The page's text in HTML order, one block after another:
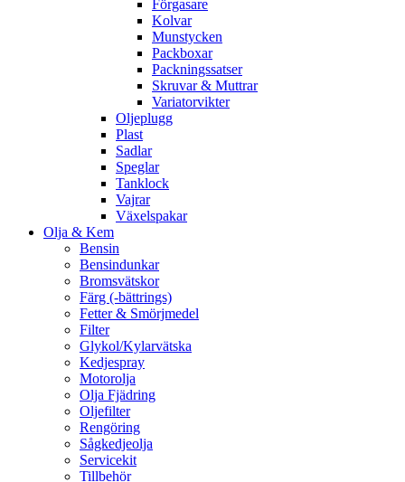
Förgasare
Kolvar
Munstycken
Packboxar
Packningssatser
Skruvar & Muttrar
Variatorvikter
Oljeplugg
Plast
Sadlar
Speglar
Tanklock
Vajrar
Växelspakar
Olja & Kem
Bensin
Bensindunkar
Bromsvätskor
Färg (-bättrings)
Fetter & Smörjmedel
Filter
Glykol/Kylarvätska
Kedjespray
Motorolja
Olja Fjädring
Oljefilter
Rengöring
Sågkedjeolja
Servicekit
Tillbehör